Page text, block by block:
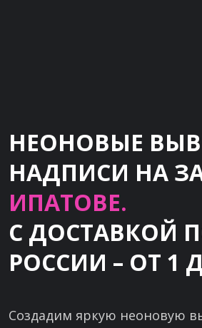
НЕОНОВЫЕ
НАДПИСИ НА
ИПАТОВЕ.
С ДОСТАВКОЙ
РОССИИ – ОТ 1
Создадим яркую неоновую